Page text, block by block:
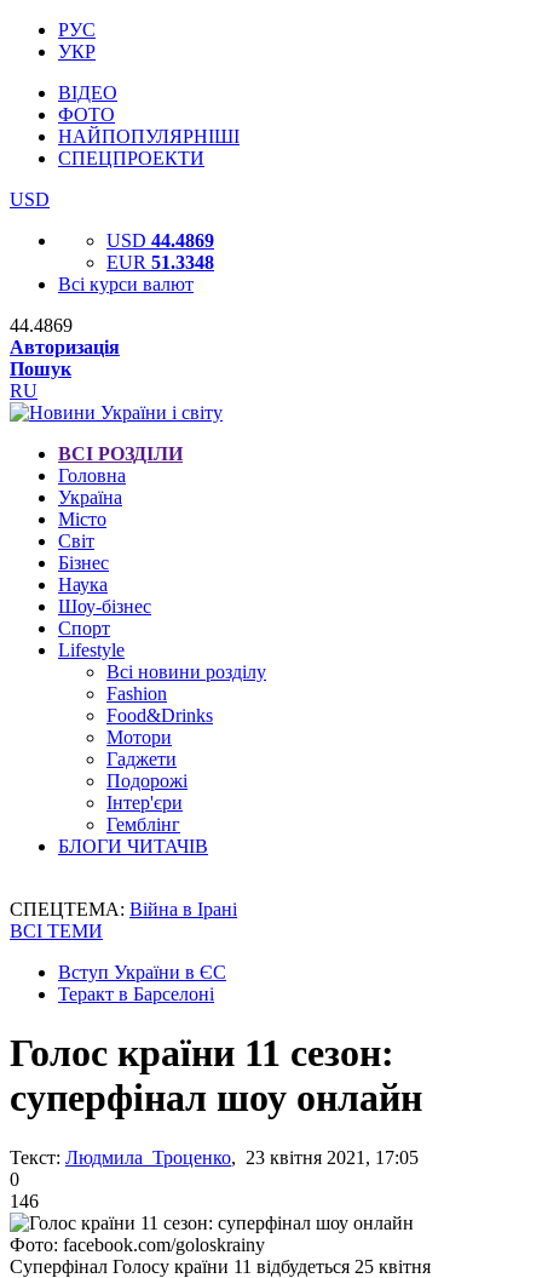
РУС
УКР
ВІДЕО
ФОТО
НАЙПОПУЛЯРНІШІ
СПЕЦПРОЕКТИ
USD
USD 44.4869
EUR 51.3348
Всі курси валют
44.4869
Авторизація
Пошук
RU
ВСІ РОЗДІЛИ
Головна
Україна
Місто
Світ
Бізнес
Наука
Шоу-бізнес
Спорт
Lifestyle
Всі новини розділу
Fashion
Food&Drinks
Мотори
Гаджети
Подорожі
Інтер'єри
Гемблінг
БЛОГИ ЧИТАЧІВ
СПЕЦТЕМА: Війна в Ірані
ВСІ ТЕМИ
Вступ України в ЄС
Теракт в Барселоні
Голос країни 11 сезон:
суперфінал шоу онлайн
Текст: Людмила Троценко, 23 квітня 2021, 17:05
0
146
Фото: facebook.com/goloskrainy
Суперфінал Голосу країни 11 відбудеться 25 квітня